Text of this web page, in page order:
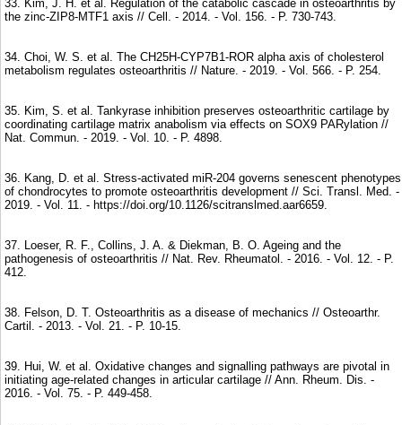
33. Kim, J. H. et al. Regulation of the catabolic cascade in osteoarthritis by
the zinc-ZIP8-MTF1 axis // Cell. - 2014. - Vol. 156. - P. 730-743.
34. Choi, W. S. et al. The CH25H-CYP7B1-ROR alpha axis of cholesterol
metabolism regulates osteoarthritis // Nature. - 2019. - Vol. 566. - P. 254.
35. Kim, S. et al. Tankyrase inhibition preserves osteoarthritic cartilage by
coordinating cartilage matrix anabolism via effects on SOX9 PARylation //
Nat. Commun. - 2019. - Vol. 10. - P. 4898.
36. Kang, D. et al. Stress-activated miR-204 governs senescent phenotypes
of chondrocytes to promote osteoarthritis development // Sci. Transl. Med. -
2019. - Vol. 11. - https://doi.org/10.1126/scitranslmed.aar6659.
37. Loeser, R. F., Collins, J. A. & Diekman, B. O. Ageing and the
pathogenesis of osteoarthritis // Nat. Rev. Rheumatol. - 2016. - Vol. 12. - P.
412.
38. Felson, D. T. Osteoarthritis as a disease of mechanics // Osteoarthr.
Cartil. - 2013. - Vol. 21. - P. 10-15.
39. Hui, W. et al. Oxidative changes and signalling pathways are pivotal in
initiating age-related changes in articular cartilage // Ann. Rheum. Dis. -
2016. - Vol. 75. - P. 449-458.